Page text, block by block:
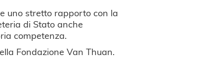
uno stretto rapporto con la
di Stato anche
competenza.
Fondazione Van Thuan.